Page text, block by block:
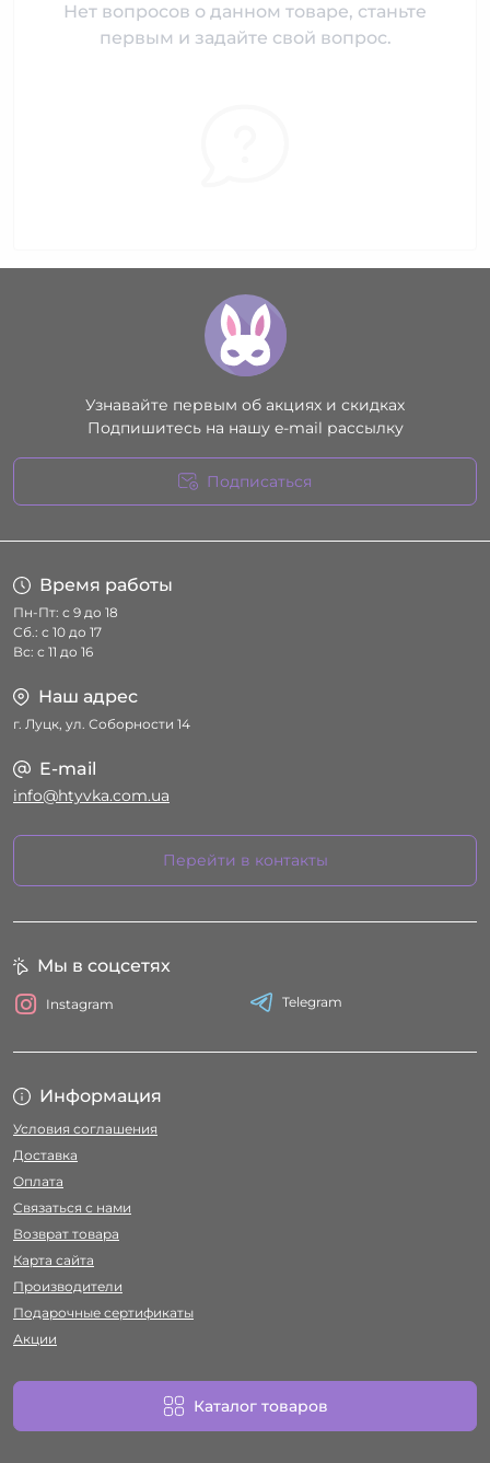
Нет вопросов о данном товаре, станьте
первым и задайте свой вопрос.
Узнавайте первым об акциях и скидках
Подпишитесь на нашу e-mail рассылку
Подписаться
Время работы
Пн-Пт: с 9 до 18
Сб.: с 10 до 17
Вс: с 11 до 16
Наш адрес
г. Луцк, ул. Соборности 14
E-mail
info@htyvka.com.ua
Перейти в контакты
Информация
Условия соглашения
Доставка
Оплата
Связаться с нами
Возврат товара
Карта сайта
Производители
Подарочные сертификаты
Акции
Каталог товаров
Мы в соцсетях
Instagram Telegram